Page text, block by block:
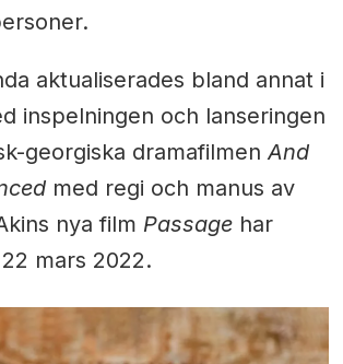
aktualiserades bland annat i
inspelningen och lanseringen
georgiska dramafilmenAnd
med regi och manus av
nya film Passagehar
mars 2022.